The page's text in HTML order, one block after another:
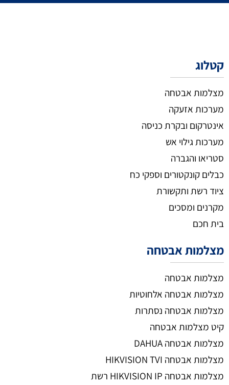
קטלוג
מצלמות אבטחה
מערכות אזעקה
אינטרקום ובקרת כניסה
מערכות גילוי אש
סטריאו והגברה
כבלים קונקטורים וספקי כח
ציוד רשת ותקשורת
מקרנים ומסכים
בית חכם
מצלמות אבטחה
מצלמות אבטחה
מצלמות אבטחה אלחוטיות
מצלמות אבטחה נסתרות
קיט מצלמות אבטחה
מצלמות אבטחה DAHUA
מצלמות אבטחה HIKVISION TVI
מצלמות אבטחה HIKVISION IP רשת